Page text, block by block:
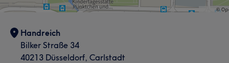
Handreich
Bilker Straße 34
40213 Düsseldorf, Carlstadt